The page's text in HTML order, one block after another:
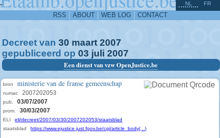
-
RSS ABOUT WEB LOG CONTACT
NL FR
Decreet van 30 maart 2007
gepubliceerd op 03 juli 2007
Een dienst van vzw OpenJustice.be
bron ministerie van de franse gemeenschap
numac 2007202053
pub. 03/07/2007
prom. 30/03/2007
ELI
eli/decreet/2007/03/30/2007202053/staatsblad
staatsblad
https://www.ejustice.just.fgov.be/cgi/article_body(...)
^